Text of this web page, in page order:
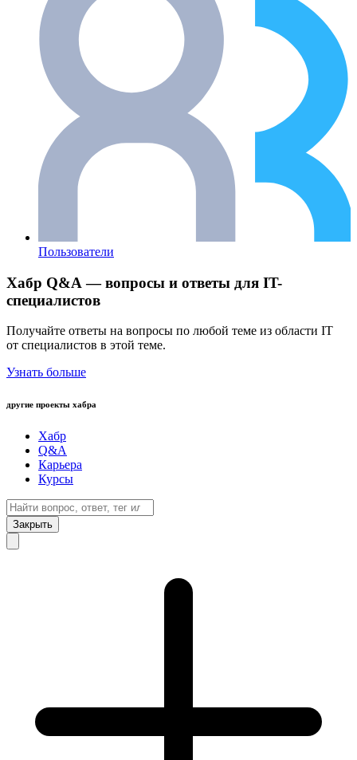
Пользователи
Хабр Q&A — вопросы и ответы для IT-
специалистов
Получайте ответы на вопросы по любой теме из области IT
от специалистов в этой теме.
Узнать больше
другие проекты хабра
Хабр
Q&A
Карьера
Курсы
Закрыть